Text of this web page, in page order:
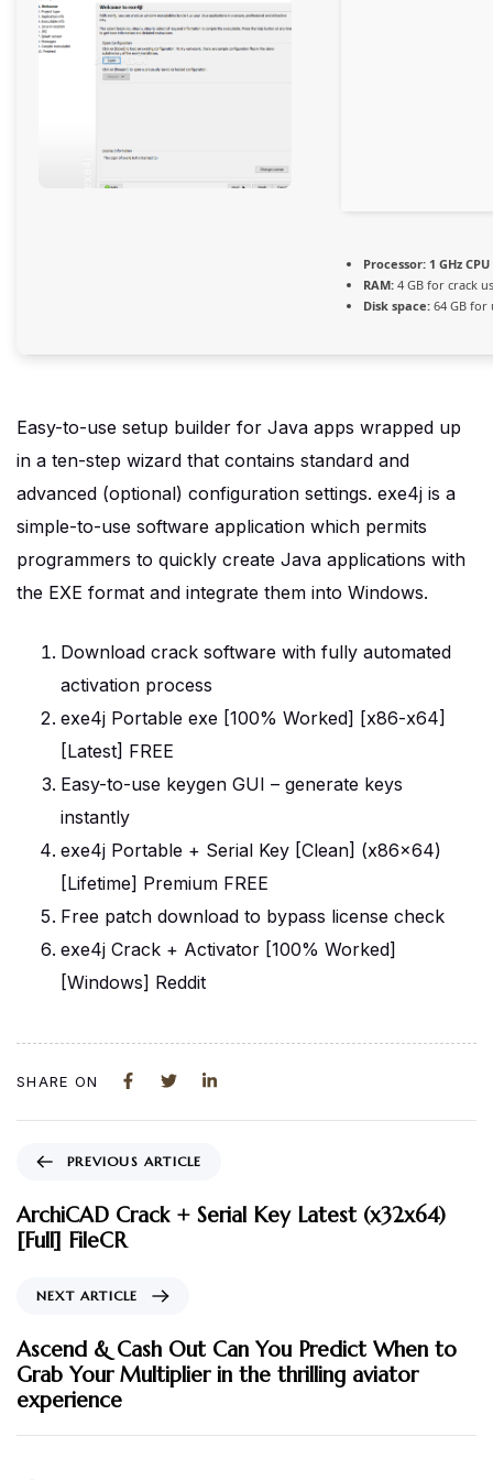
Processor: 1 GHz
RAM: 4 GB for crack
Disk space: 64 GB for
Easy-to-use setup builder for Java apps wrapped up
in a ten-step wizard that contains standard and
advanced (optional) configuration settings. exe4j is a
simple-to-use software application which permits
programmers to quickly create Java applications with
the EXE format and integrate them into Windows.
Download crack software with fully automated
activation process
exe4j Portable exe [100% Worked] [x86-x64]
[Latest] FREE
Easy-to-use keygen GUI – generate keys
instantly
exe4j Portable + Serial Key [Clean] (x86x64)
[Lifetime] Premium FREE
Free patch download to bypass license check
exe4j Crack + Activator [100% Worked]
[Windows] Reddit
SHARE ON
PREVIOUS ARTICLE
ArchiCAD Crack + Serial Key Latest (x32x64)
[Full] FileCR
NEXT ARTICLE
Ascend & Cash Out Can You Predict When to
Grab Your Multiplier in the thrilling aviator
experience